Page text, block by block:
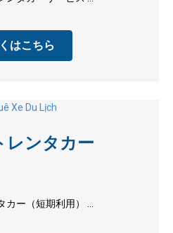
はこちら
レンタカー
カー（短期利用） ...